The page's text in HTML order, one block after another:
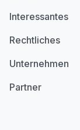
Interessantes
Rechtliches
Unternehmen
Partner